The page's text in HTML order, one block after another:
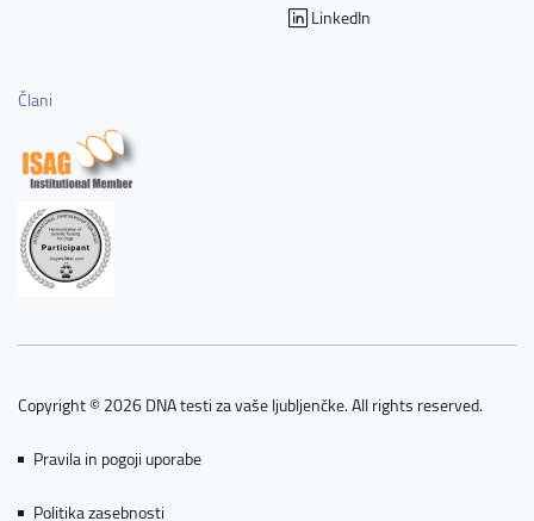
LinkedIn
Člani
Copyright © 2026 DNA testi za vaše ljubljenčke. All rights reserved.
Pravila in pogoji uporabe
Politika zasebnosti